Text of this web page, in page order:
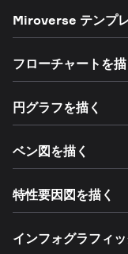
Miroverse テンプ
フローチャートを描
円グラフを描く
ベン図を描く
特性要因図を描く
インフォグラフィッ